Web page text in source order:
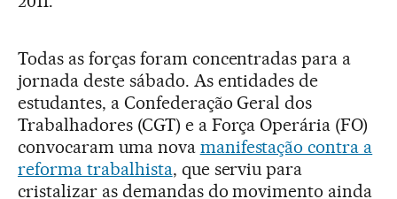
Todas as forças foram concentradas para a
jornada deste sábado. As entidades de
estudantes, a Confederação Geral dos
Trabalhadores (CGT) e a Força Operária (FO)
convocaram uma nova manifestação contra a
reforma trabalhista, que serviu para
cristalizar as demandas do movimento ainda